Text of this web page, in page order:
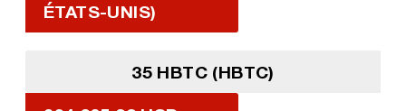
ÉTATS-UNIS)
35 HBTC (HBTC)